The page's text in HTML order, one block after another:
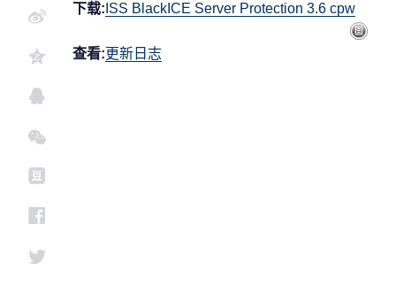
下载: ISS BlackICE Server Protection 3.6 cpw
查看:更新日志